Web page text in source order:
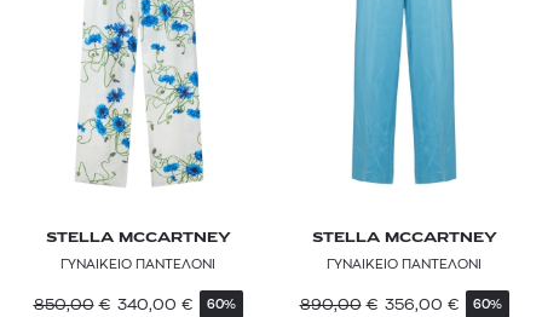
STELLA MCCARTNEY
ΓΥΝΑΙΚΕΙΟ ΠΑΝΤΕΛΟΝΙ
850,00 € 340,00 € 60%
STELLA MCCARTNEY
ΓΥΝΑΙΚΕΙΟ ΠΑΝΤΕΛΟΝΙ
890,00 € 356,00 € 60%